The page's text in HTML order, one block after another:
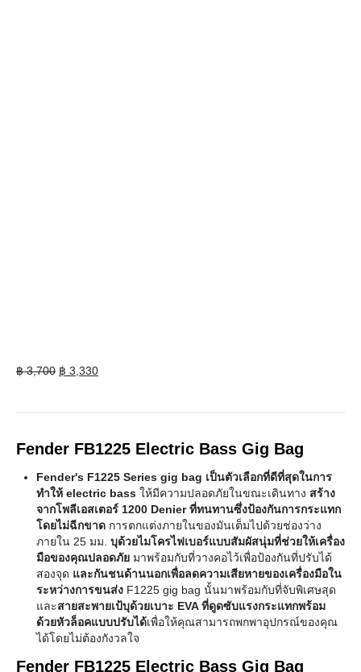
฿3,700 Original
฿ 3,330Current
Fender FB1225 Electric Bass Gig Bag
Fender's F1225 Series gig bag เป็นตัวเลือกที่ดีที่สุดในการ
ทำให้ electric bass ให้มีความปลอดภัยในขณะเดินทาง สร้าง
จากโพลีเอสเตอร์ 1200 Denier ที่ทนทานซึ่งป้องกันการกระแทก
โดยไม่ฉีกขาด การตกแต่งภายในของมันเต็มไปด้วยช่องว่าง
ภายใน 25 มม. บุด้วยไมโครไฟเบอร์แบบสัมผัสนุ่มที่ช่วยให้เครื่อง
มือของคุณปลอดภัย มาพร้อมกับที่วางคอไว้เพื่อป้องกันที่ปรับได้
สองจุด และกันชนด้านนอกเพื่อลดความเสียหายของเครื่องมือใน
ระหว่างการขนส่ง F1225 gig bag นั้นมาพร้อมกับที่จับพิเศษสุด
และสายสะพายเป้บุด้วยเบาะ EVA ที่ดูดซับแรงกระแทกพร้อม
ด้วยหัวล็อคแบบปรับได้เพื่อให้คุณสามารถพกพาอุปกรณ์ของคุณ
ได้โดยไม่ต้องกังวลใจ
Fender FB1225 Electric Bass Gig Bag